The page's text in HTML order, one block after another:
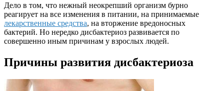
Дело в том, что нежный неокрепший организм бурно
реагирует на все изменения в питании, на принимаемые
лекарственные средства, на вторжение вредоносных
бактерий. Но нередко дисбактериоз развивается по
совершенно иным причинам у взрослых людей.
Причины развития дисбактериоза